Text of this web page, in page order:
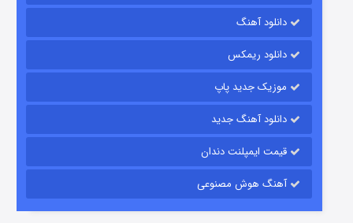
رویایی برای تو
قسمت
دانلود آهنگ
دانلود ریمکس
موزیک جدید پاپ
دانلود آهنگ جدید
قیمت ایمپلنت دندان
آهنگ هوش مصنوعی